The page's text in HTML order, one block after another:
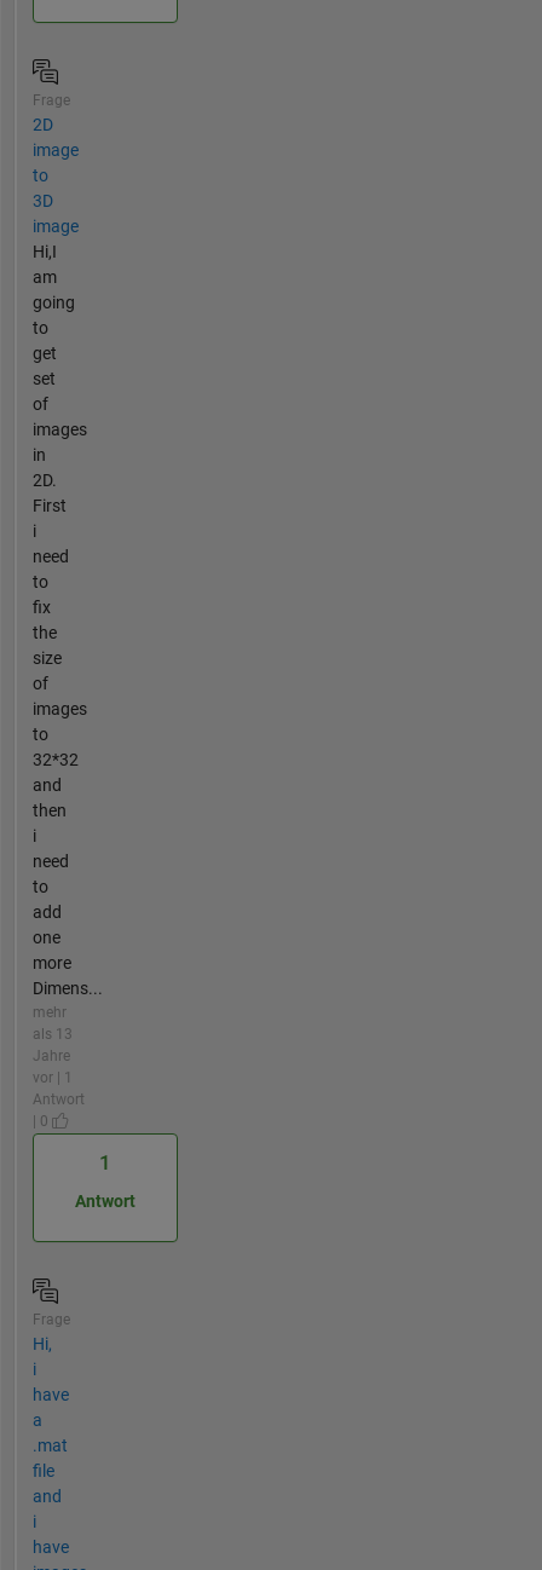
Frage
2D
image
to
3D
image
Hi,I
am
going
to
get
set
of
images
in
2D.
First
i
need
to
fix
the
size
of
images
to
32*32
and
then
i
need
to
add
one
more
Dimens...
mehr
als 13
Jahre
vor | 1
Antwort
| 0
1
Antwort
Frage
Hi,
i
have
a
.mat
file
and
i
have